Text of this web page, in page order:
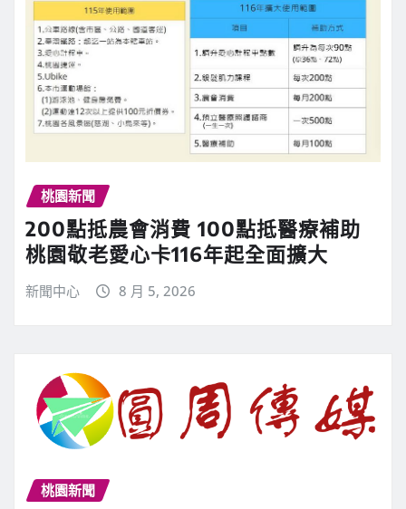
桃園新聞
200點抵農會消費 100點抵醫療補助
桃園敬老愛心卡116年起全面擴大
新聞中心 8 月 5, 2026
桃園新聞